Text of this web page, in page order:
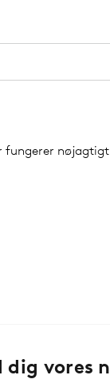
fungerer nøjagtigt
dig vores